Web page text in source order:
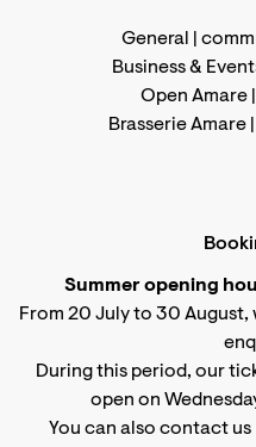
General |
Business &
Open Amare |
Brasserie Amare |
Summer opening
From 20 July to 30
During this period, our
open on
You can also contact us